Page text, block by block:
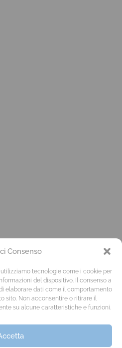
Consenso
tecnologie come i cookie per
del dispositivo. Il consenso a
elaborare dati come il comportamento
sito. Non acconsentire o ritirare il
su alcune caratteristiche e funzioni.